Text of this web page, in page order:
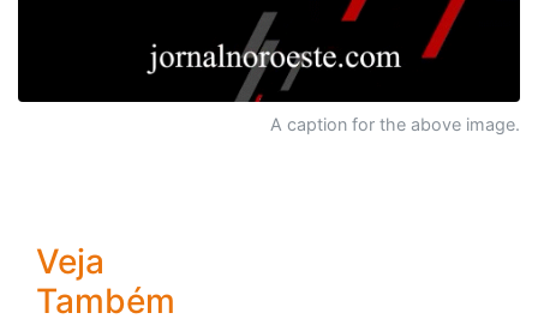
A caption for the above image.
Veja
Também